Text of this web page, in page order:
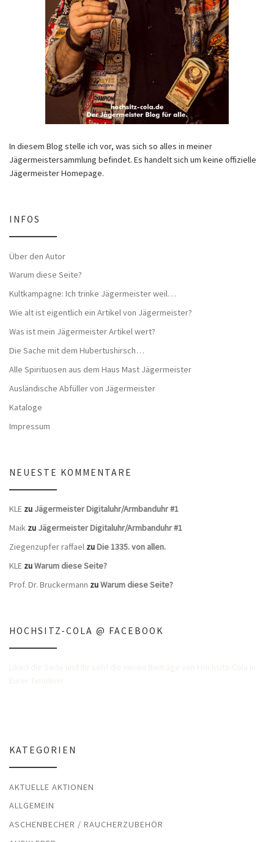
In diesem Blog stelle ich vor, was sich so alles in meiner
Jägermeistersammlung befindet. Es handelt sich um keine offizielle
Jägermeister Homepage.
INFOS
Über den Autor
Warum diese Seite?
Kultkampagne: Ich trinke Jägermeister weil…
Wie alt ist eigentlich ein Artikel von Jägermeister?
Was ist mein Jägermeister Artikel wert?
Die Sache mit dem Hubertushirsch…
Alle Spirituosen aus dem Haus Mast Jägermeister
Ausländische Abfüller von Jägermeister
Kataloge
Impressum
NEUESTE KOMMENTARE
KLE zu Jägermeister Digitaluhr/Armbanduhr #1
Maik zu Jägermeister Digitaluhr/Armbanduhr #1
Ziegenzupfer raffael zuDie 1335. von allen.
KLE zuWarum diese Seite?
Prof. Dr. Bruckermann zuWarum diese Seite?
HOCHSITZ-COLA @ FACEBOOK
KATEGORIEN
AKTUELLE AKTIONEN
ALLGEMEIN
ASCHENBECHER / RAUCHERZUBEHÖR